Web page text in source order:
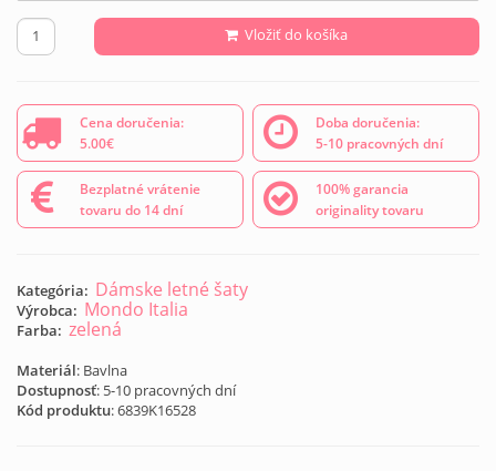
Vložiť do košíka
Cena doručenia:
5.00€
Doba doručenia:
5-10 pracovných dní
Bezplatné vrátenie
tovaru do 14 dní
100% garancia
originality tovaru
Kategória: Dámske letné šaty
Výrobca: Mondo Italia
Farba: zelená
Materiál: Bavlna
Dostupnosť: 5-10 pracovných dní
Kód produktu:6839K16528